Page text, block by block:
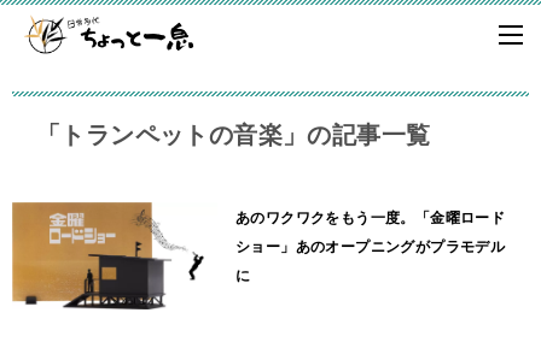
「トランペットの音楽」の記事一覧
あのワクワクをもう一度。「金曜ロード
ショー」あのオープニングがプラモデル
に